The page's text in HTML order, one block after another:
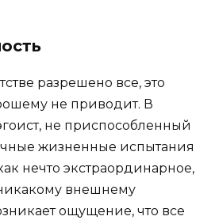
разрешено все, это
не приводит. В
не приспособленный
жизненные испытания
нечто экстраординарное,
внешнему
ощущение, что все